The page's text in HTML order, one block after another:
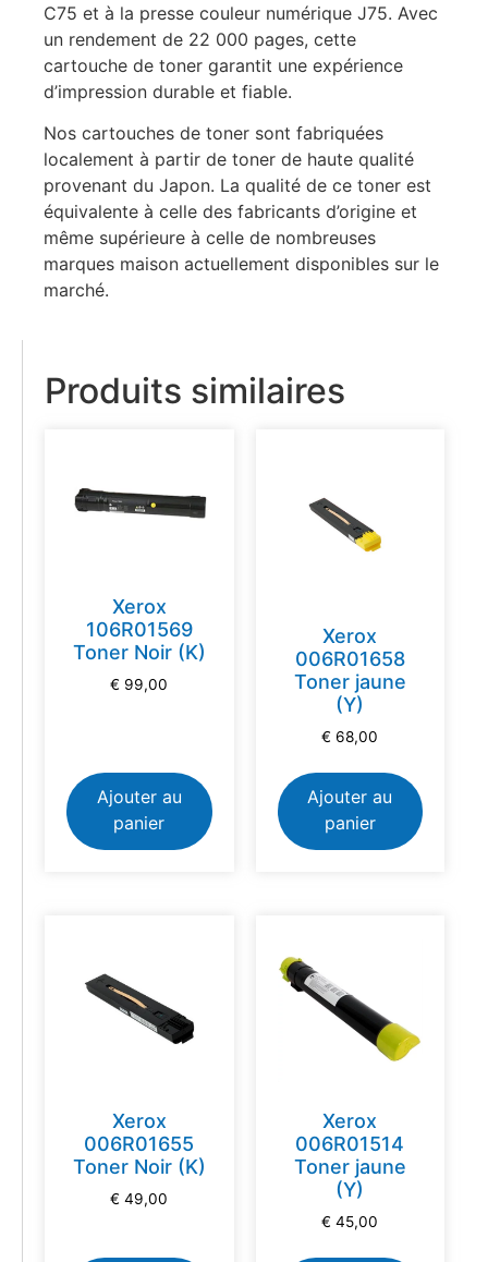
C75 et à la presse couleur numérique J75. Avec
un rendement de 22 000 pages, cette
cartouche de toner garantit une expérience
d’impression durable et fiable.
Nos cartouches de toner sont fabriquées
localement à partir de toner de haute qualité
provenant du Japon. La qualité de ce toner est
équivalente à celle des fabricants d’origine et
même supérieure à celle de nombreuses
marques maison actuellement disponibles sur le
marché.
Produits similaires
Xerox
106R01569
Toner Noir (K)
€ 99,00
Ajouter au
panier
Xerox
006R01658
Toner jaune
(Y)
€ 68,00
Ajouter au
panier
Xerox
006R01655
Toner Noir (K)
€ 49,00
Xerox
006R01514
Toner jaune
(Y)
€ 45,00